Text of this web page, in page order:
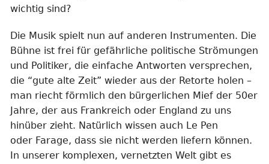
wichtig sind?
Die Musik spielt nun auf anderen Instrumenten. Die
Bühne ist frei für gefährliche politische Strömungen
und Politiker, die einfache Antworten versprechen,
die “gute alte Zeit” wieder aus der Retorte holen –
man riecht förmlich den bürgerlichen Mief der 50er
Jahre, der aus Frankreich oder England zu uns
hinüber zieht. Natürlich wissen auch Le Pen
oder Farage, dass sie nicht werden liefern können.
In unserer komplexen, vernetzten Welt gibt es